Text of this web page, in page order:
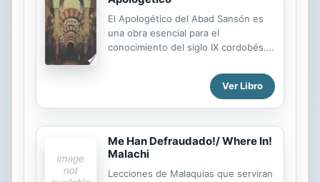
de Cristo."
El Apologético del Abad Sansón es
una obra esencial para el
conocimiento del siglo IX cordobés.
existentes entre los representantes
de la autoridad musulmana
gobierno de Córdoba, acusó de
herejía a Sansón. Su acusación iba
envuelta en otras imputaciones,
Ver Libro
Me Han Defraudado!/ Where In!
Malachi
Lecciones de Malaquias que serviran